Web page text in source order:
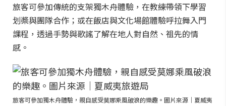
旅客可參加傳統的支架獨木舟體驗，在教練帶領下學習
划槳與團隊合作；或在飯店與文化場館體驗呼拉舞入門
課程，透過手勢與歌謠了解在地人對自然、祖先的情
感。
旅客可參加獨木舟體驗，親自感受莫娜乘風破浪的樂趣。圖片來源｜夏威夷